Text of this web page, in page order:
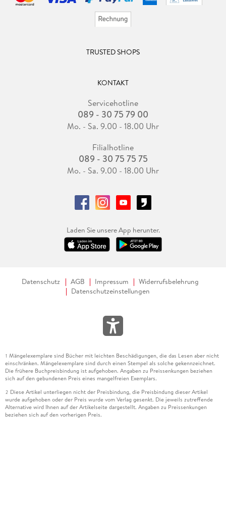
TRUSTED SHOPS
KONTAKT
Servicehotline
089 - 30 75 79 00
Mo. - Sa. 9.00 - 18.00 Uhr
Filialhotline
089 - 30 75 75 75
Mo. - Sa. 9.00 - 18.00 Uhr
Laden Sie unsere App herunter.
Datenschutz AGB Impressum
Widerrufsbelehrung
Datenschutzeinstellungen
1 Mängelexemplare sind Bücher mit leichten Beschädigungen, die das Lesen aber nicht
einschränken. Mängelexemplare sind durch einen Stempel als solche gekennzeichnet.
Die frühere Buchpreisbindung ist aufgehoben. Angaben zu Preissenkungen beziehen
sich auf den gebundenen Preis eines mangelfreien Exemplars.
2 Diese Artikel unterliegen nicht der Preisbindung, die Preisbindung dieser Artikel
wurde aufgehoben oder der Preis wurde vom Verlag gesenkt. Die jeweils zutreffende
Alternative wird Ihnen auf der Artikelseite dargestellt. Angaben zu Preissenkungen
beziehen sich auf den vorherigen Preis.